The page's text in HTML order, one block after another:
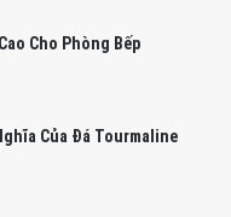
Cho Phòng Bếp
Của Đá Tourmaline